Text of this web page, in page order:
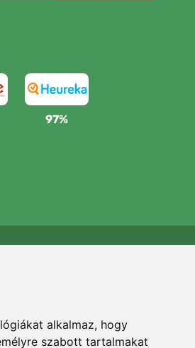
alkalmaz, hogy
szabott tartalmakat
97%
ültetünk egy fát! Bővebben